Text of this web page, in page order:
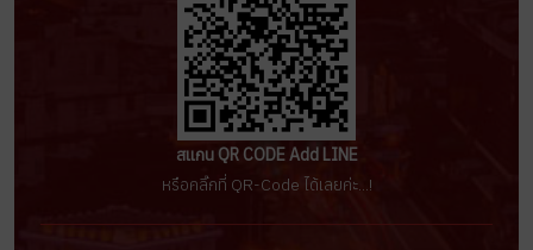
สแกน QR CODE Add LINE
หรือคลิ๊กที่ QR-Code ได้เลยค่ะ...!